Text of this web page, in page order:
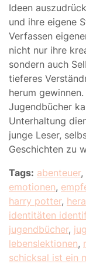
Ideen
und ihre eigene
Verfassen
nicht nur ihre
sondern auch
tieferes
herum
Jugendbücher
Unterhaltung
junge Leser,
Geschichten zu
Tags: abenteuer,
emotionen,
harry potter,
identitäten
jugendbücher,
lebenslektionen,
schicksal ist ein